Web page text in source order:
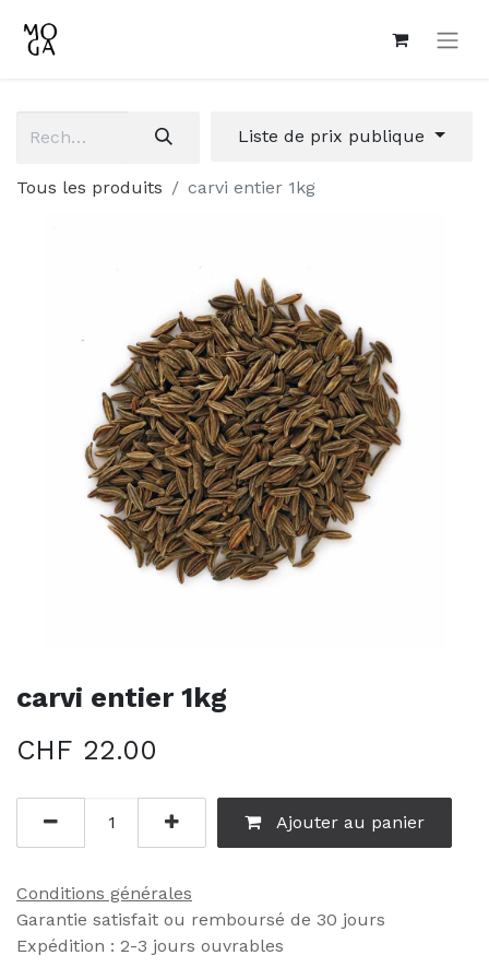
Liste de prix publique
Tous les produits carvi entier 1kg
carvi entier 1kg
CHF 22.00
Ajouter au panier
Conditions générales
Garantie satisfait ou remboursé de 30 jours
Expédition : 2-3 jours ouvrables